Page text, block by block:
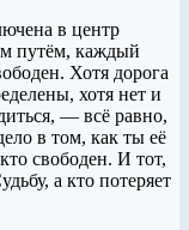
в центр
путём, каждый
Хотя дорога
хотя нет и
— всё равно,
в том, как ты её
свободен. И тот,
а кто потеряет